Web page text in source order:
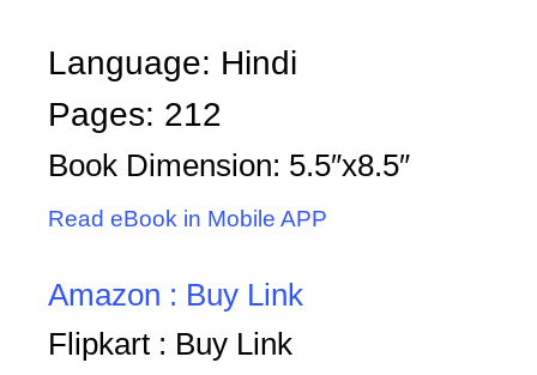
Language: Hindi
Pages: 212
Book Dimension: 5.5″x8.5″
Read eBook in Mobile APP
Amazon : Buy Link
Flipkart : Buy Link